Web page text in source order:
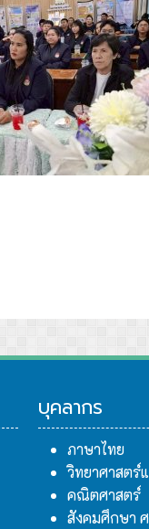
พระราชกุศลแด่พระบ
วันคล้ายวันสวรรคต
บุคลากร
ภาษาไทย
วิทยาศาสตร์
คณิตศาสตร์
สังคมศึกษา